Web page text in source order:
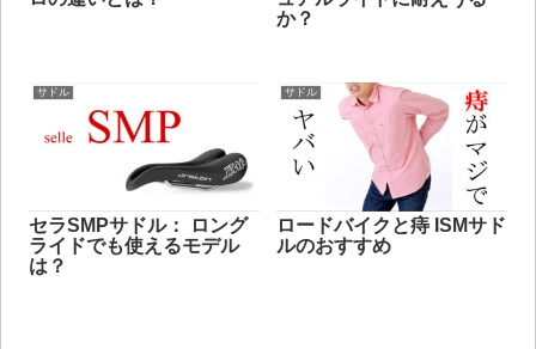
か？
サドル
セラSMPサドル： ロング
ライドでも使えるモデル
は？
サドル
ロードバイクと痔 ISMサド
ルのおすすめ